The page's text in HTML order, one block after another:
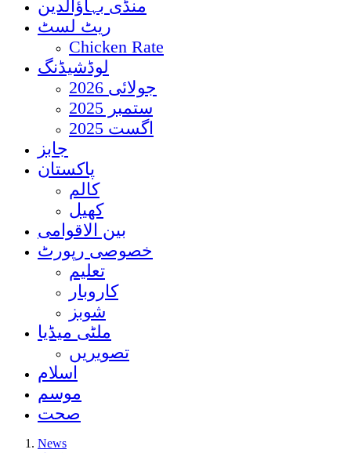
منڈی بہاؤالدین
ریٹ لسٹ
Chicken Rate
لوڈشیڈنگ
جولائی 2026
ستمبر 2025
اگست 2025
جابز
پاکستان
کالم
کھیل
بین الاقوامی
خصوصی رپورٹ
تعلیم
کاروبار
شوبز
ملٹی میڈیا
تصویریں
اسلام
موسم
صحت
News